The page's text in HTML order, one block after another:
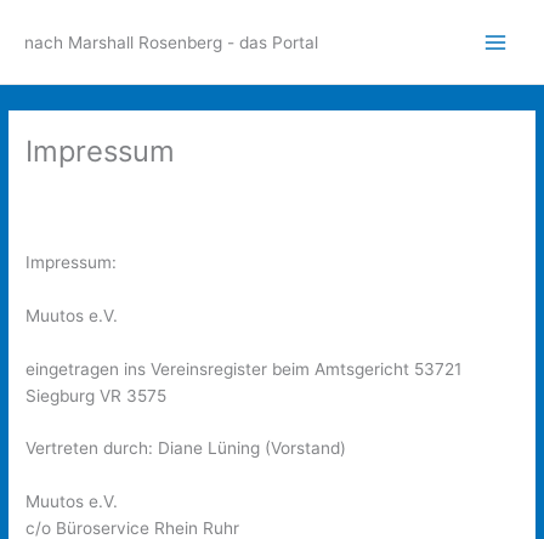
Inhaltnach Marshall Rosenberg - das Portal
Impressum
Impressum:
Muutos e.V.
eingetragen ins Vereinsregister beim Amtsgericht 53721
Siegburg VR 3575
Vertreten durch: Diane Lüning (Vorstand)
Muutos e.V.
c/o Büroservice Rhein Ruhr